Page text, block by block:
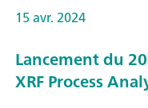
15 avr. 2024
Lancement du
XRF Process